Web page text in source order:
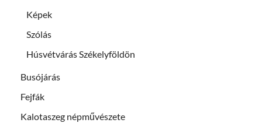
Képek
Szólás
Húsvétvárás Székelyföldön
Busójárás
Fejfák
Kalotaszeg népművészete